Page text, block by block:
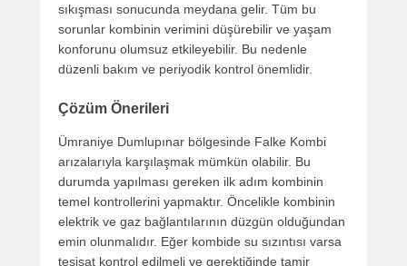
sıkışması sonucunda meydana gelir. Tüm bu
sorunlar kombinin verimini düşürebilir ve yaşam
konforunu olumsuz etkileyebilir. Bu nedenle
düzenli bakım ve periyodik kontrol önemlidir.
Çözüm Önerileri
Ümraniye Dumlupınar bölgesinde Falke Kombi
arızalarıyla karşılaşmak mümkün olabilir. Bu
durumda yapılması gereken ilk adım kombinin
temel kontrollerini yapmaktır. Öncelikle kombinin
elektrik ve gaz bağlantılarının düzgün olduğundan
emin olunmalıdır. Eğer kombide su sızıntısı varsa
tesisat kontrol edilmeli ve gerektiğinde tamir